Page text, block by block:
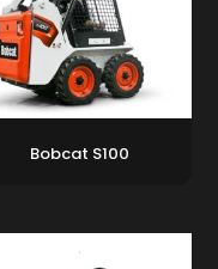
Bobcat S100